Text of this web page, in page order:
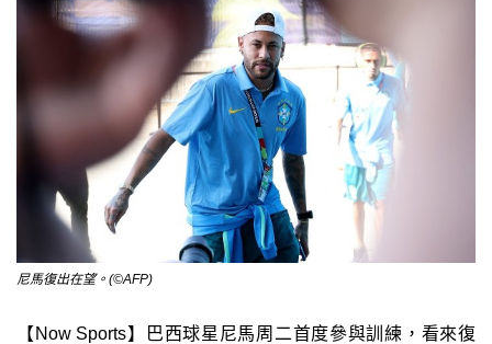
尼馬復出在望。(©AFP)
【Now Sports】巴西球星尼馬周二首度參與訓練，看來復